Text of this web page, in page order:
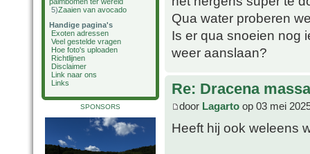
5)Zaaien van avocado
Handige pagina's
Exoten adressen
Veel gestelde vragen
Hoe foto's uploaden
Richtlijnen
Disclaimer
Link naar ons
Links
SPONSORS
Qua water proberen
Is er qua snoeien nog
weer aanslaan?
Re: Dracena
door Lagarto op 03 mei
Heeft hij ook weleens